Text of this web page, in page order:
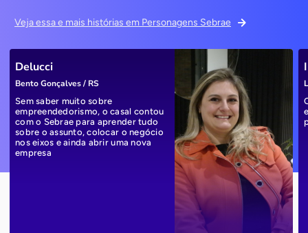
Veja essa e mais histórias em Personagens Sebrae
Delucci
Bento Gonçalves / RS
Sem saber muito sobre
empreendedorismo, o casal contou
com o Sebrae para aprender tudo
sobre o assunto, colocar o negócio
nos eixos e ainda abrir uma nova
empresa